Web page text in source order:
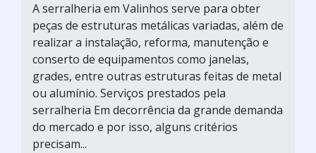
A serralheria em Valinhos serve para obter
peças de estruturas metálicas variadas, além de
realizar a instalação, reforma, manutenção e
conserto de equipamentos como janelas,
grades, entre outras estruturas feitas de metal
ou alumínio. Serviços prestados pela
serralheria Em decorrência da grande demanda
do mercado e por isso, alguns critérios
precisam...